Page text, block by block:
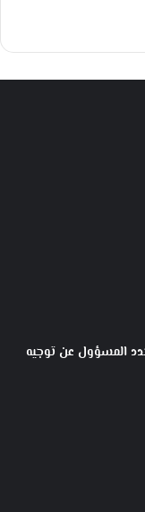
المسؤول عن توجيه